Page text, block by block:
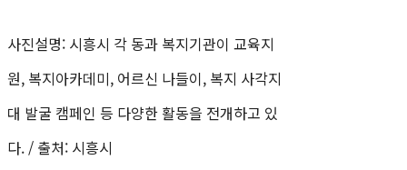
사진설명: 시흥시 각 동과 복지기관이 교육지
원, 복지아카데미, 어르신 나들이, 복지 사각지
대 발굴 캠페인 등 다양한 활동을 전개하고 있
다. / 출처: 시흥시